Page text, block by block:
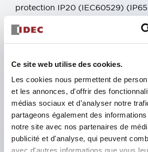
Ce site web utilise des cookies.
Les cookies nous permettent de
et les annonces, d'offrir des
médias sociaux et d'analyser notre
partageons également des
notre site avec nos partenaires de
publicité et d'analyse, qui peuvent
avec d'autres informations que vous
protection IP20 (IEC60529)
panneau).
Bloc de contacts combiné
Cadre noir, cadre argenté.
Également équipé d'un
voyant intégré, gamme variée !
d'urgence conforme aux normes
Disponible en version éclairée et
Modes de réinitialisation par